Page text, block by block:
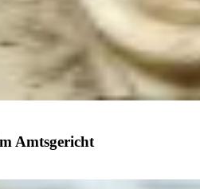
Amtsgericht